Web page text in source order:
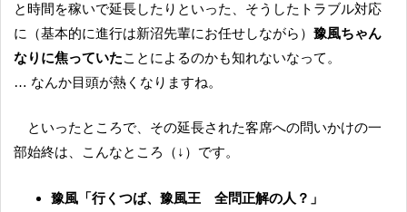
と時間を稼いで延長したりといった、そうしたトラブル対応
に（基本的に進行は新沼先輩にお任せしながら） 豫風ちゃん
なりに焦っていたことによるのかも知れないなって。
… なんか目頭が熱くなりますね。
といったところで、その延長された客席への問いかけの一
部始終は、こんなところ（↓）です。
豫風「行くつば、豫風王 全問正解の人？」